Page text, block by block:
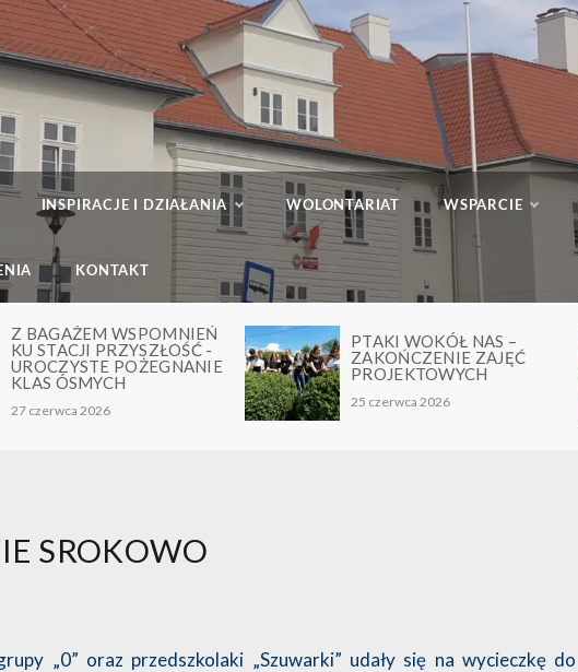
INSPIRACJE I DZIAŁANIA WOLONTARIAT WSPARCIE
KONTAKT
PTAKI WOKÓŁ NAS –
ZAKOŃCZENIE ZAJĘĆ
PROJEKTOWYCH
MŁODZI KREATYWNI –
AKADEMIA
PRZEDSIĘBIORCZOŚCI
24 czerwca 2026
SROKOWO
„0” oraz przedszkolaki „Szuwarki” udały się na wycieczkę do